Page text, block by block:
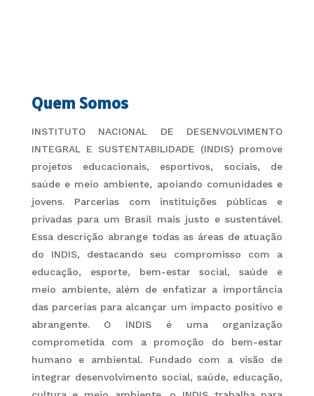
Quem Somos
INSTITUTO NACIONAL DE DESENVOLVIMENTO
INTEGRAL E SUSTENTABILIDADE (INDIS) promove
projetos educacionais, esportivos, sociais, de
saúde e meio ambiente, apoiando comunidades e
jovens. Parcerias com instituições públicas e
privadas para um Brasil mais justo e sustentável.
Essa descrição abrange todas as áreas de atuação
do INDIS, destacando seu compromisso com a
educação, esporte, bem-estar social, saúde e
meio ambiente, além de enfatizar a importância
das parcerias para alcançar um impacto positivo e
abrangente. O INDIS é uma organização
comprometida com a promoção do bem-estar
humano e ambiental. Fundado com a visão de
integrar desenvolvimento social, saúde, educação,